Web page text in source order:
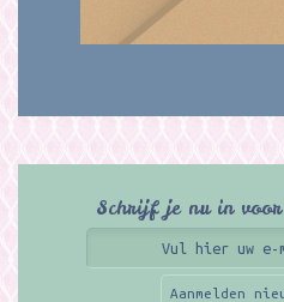
Schrijf je nu in
Aanmelden